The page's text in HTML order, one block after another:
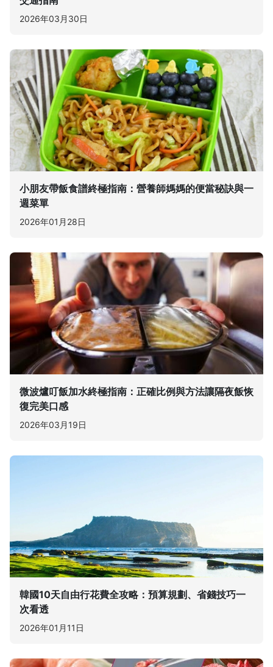
2026年03月30日
小朋友帶飯食譜終極指南：營養師媽媽的便當秘訣與一
週菜單
2026年01月28日
微波爐叮飯加水終極指南：正確比例與方法讓隔夜飯恢
復完美口感
2026年03月19日
韓國10天自由行花費全攻略：預算規劃、省錢技巧一
次看透
2026年01月11日